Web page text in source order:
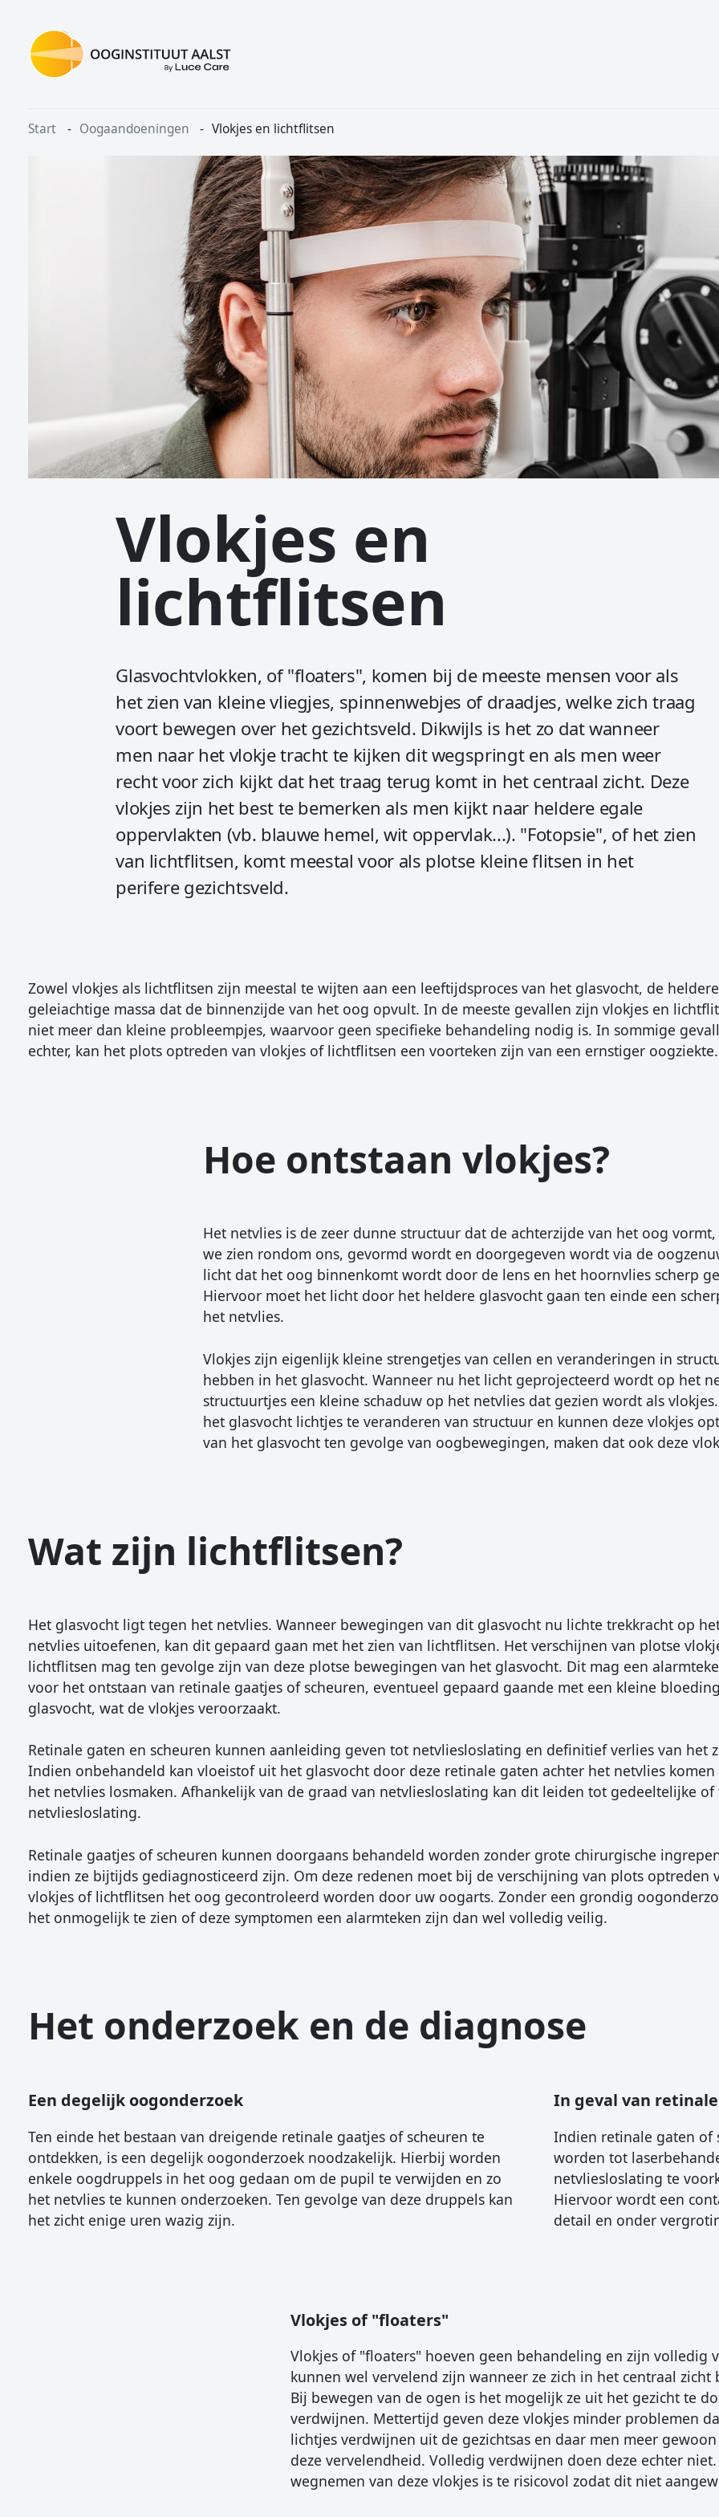
Kruimelpad
Start Oogaandoeningen Vlokjes en lichtflitsen
Vlokjes en
lichtflitsen
Glasvochtvlokken, of "floaters", komen bij de meeste mensen voor als
het zien van kleine vliegjes, spinnenwebjes of draadjes, welke zich traag
voort bewegen over het gezichtsveld. Dikwijls is het zo dat wanneer
men naar het vlokje tracht te kijken dit wegspringt en als men weer
recht voor zich kijkt dat het traag terug komt in het centraal zicht. Deze
vlokjes zijn het best te bemerken als men kijkt naar heldere egale
oppervlakten (vb. blauwe hemel, wit oppervlak...). "Fotopsie", of het zien
van lichtflitsen, komt meestal voor als plotse kleine flitsen in het
perifere gezichtsveld.
Zowel vlokjes als lichtflitsen zijn meestal te wijten aan een leeftijdsproces van het glasvocht, de heldere
geleiachtige massa dat de binnenzijde van het oog opvult. In de meeste gevallen zijn vlokjes en
niet meer dan kleine probleempjes, waarvoor geen specifieke behandeling nodig is. In sommige
echter, kan het plots optreden van vlokjes of lichtflitsen een voorteken zijn van een ernstiger oogziekte.
Hoe ontstaan vlokjes?
Het netvlies is de zeer dunne structuur dat de achterzijde van het oog
we zien rondom ons, gevormd wordt en doorgegeven wordt via de
licht dat het oog binnenkomt wordt door de lens en het hoornvlies scherp
Hiervoor moet het licht door het heldere glasvocht gaan ten einde een
het netvlies.
Vlokjes zijn eigenlijk kleine strengetjes van cellen en veranderingen in
hebben in het glasvocht. Wanneer nu het licht geprojecteerd wordt op het
structuurtjes een kleine schaduw op het netvlies dat gezien wordt als
het glasvocht lichtjes te veranderen van structuur en kunnen deze vlokjes
van het glasvocht ten gevolge van oogbewegingen, maken dat ook deze
Wat zijn lichtflitsen?
Het glasvocht ligt tegen het netvlies. Wanneer bewegingen van dit glasvocht nu lichte trekkracht op
netvlies uitoefenen, kan dit gepaard gaan met het zien van lichtflitsen. Het verschijnen van plotse
lichtflitsen mag ten gevolge zijn van deze plotse bewegingen van het glasvocht. Dit mag een
voor het ontstaan van retinale gaatjes of scheuren, eventueel gepaard gaande met een kleine
glasvocht, wat de vlokjes veroorzaakt.
Retinale gaten en scheuren kunnen aanleiding geven tot netvliesloslating en definitief verlies van het
Indien onbehandeld kan vloeistof uit het glasvocht door deze retinale gaten achter het netvlies komen
het netvlies losmaken. Afhankelijk van de graad van netvliesloslating kan dit leiden tot gedeeltelijke of
netvliesloslating.
Retinale gaatjes of scheuren kunnen doorgaans behandeld worden zonder grote chirurgische
indien ze bijtijds gediagnosticeerd zijn. Om deze redenen moet bij de verschijning van plots optreden
vlokjes of lichtflitsen het oog gecontroleerd worden door uw oogarts. Zonder een grondig
het onmogelijk te zien of deze symptomen een alarmteken zijn dan wel volledig veilig.
Het onderzoek en de diagnose
Een degelijk oogonderzoek
Ten einde het bestaan van dreigende retinale gaatjes of scheuren te
ontdekken, is een degelijk oogonderzoek noodzakelijk. Hierbij worden
enkele oogdruppels in het oog gedaan om de pupil te verwijden en zo
het netvlies te kunnen onderzoeken. Ten gevolge van deze druppels kan
het zicht enige uren wazig zijn.
In geval van
Indien retinale gaten of
worden tot
netvliesloslating te
Hiervoor wordt een
detail en onder
Vlokjes of "floaters"
Vlokjes of "floaters" hoeven geen behandeling en zijn volledig
kunnen wel vervelend zijn wanneer ze zich in het centraal zicht
Bij bewegen van de ogen is het mogelijk ze uit het gezicht te
verdwijnen. Mettertijd geven deze vlokjes minder problemen
lichtjes verdwijnen uit de gezichtsas en daar men meer
deze vervelendheid. Volledig verdwijnen doen deze echter
wegnemen van deze vlokjes is te risicovol zodat dit niet